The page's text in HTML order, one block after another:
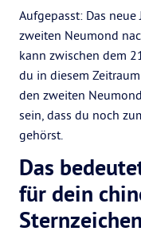
Aufgepasst: Das
zweiten Neumond
kann zwischen dem
du in diesem
den zweiten
sein, dass du noch
gehörst.
Das
für dein
Sternzeichen